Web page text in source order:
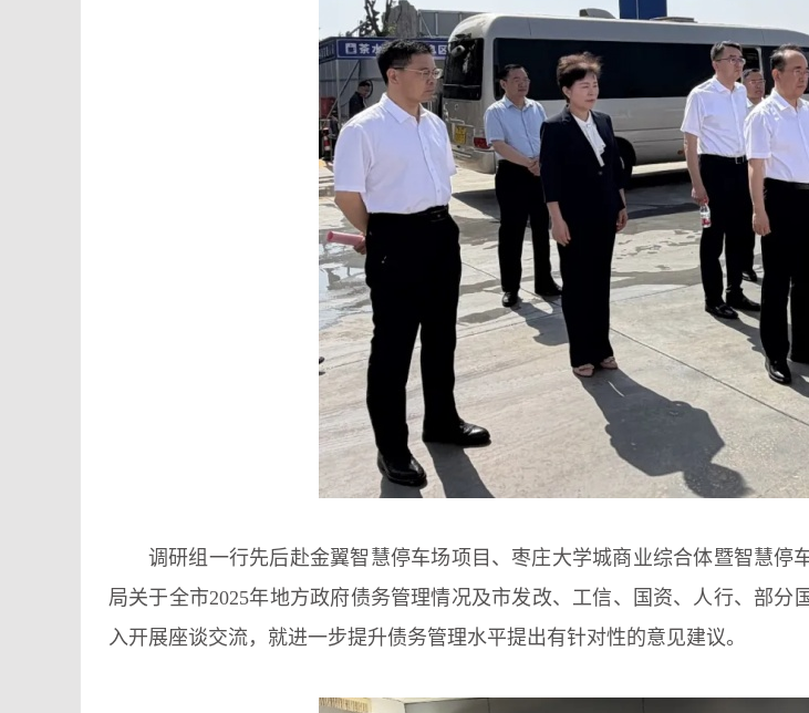
调研组一行先后赴金翼智慧停车场项目、枣庄大学城商业综合体暨智慧
局关于全市2025年地方政府债务管理情况及市发改、工信、国资、人行、部
入开展座谈交流，就进一步提升债务管理水平提出有针对性的意见建议。